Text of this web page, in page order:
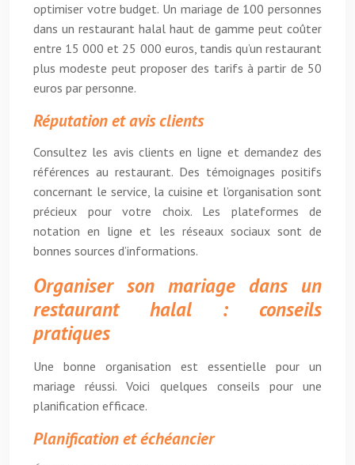
optimiser votre budget. Un mariage de 100 personnes
dans un restaurant halal haut de gamme peut coûter
entre 15 000 et 25 000 euros, tandis qu’un restaurant
plus modeste peut proposer des tarifs à partir de 50
euros par personne.
Réputation et avis clients
Consultez les avis clients en ligne et demandez des
références au restaurant. Des témoignages positifs
concernant le service, la cuisine et l’organisation sont
précieux pour votre choix. Les plateformes de
notation en ligne et les réseaux sociaux sont de
bonnes sources d’informations.
Organiser son mariage dans un
restaurant halal : conseils
pratiques
Une bonne organisation est essentielle pour un
mariage réussi. Voici quelques conseils pour une
planification efficace.
Planification et échéancier